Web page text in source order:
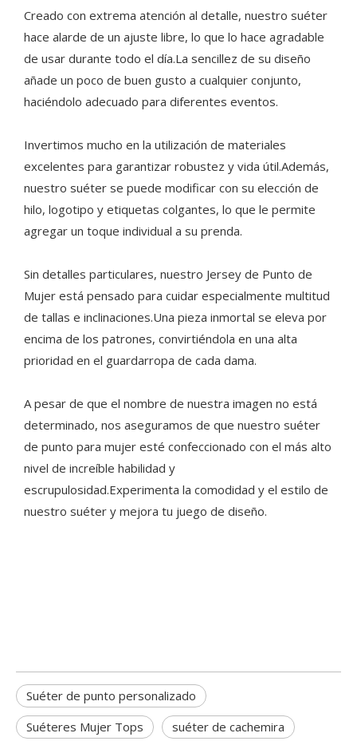
Creado con extrema atención al detalle, nuestro suéter
hace alarde de un ajuste libre, lo que lo hace agradable
de usar durante todo el día.La sencillez de su diseño
añade un poco de buen gusto a cualquier conjunto,
haciéndolo adecuado para diferentes eventos.
Invertimos mucho en la utilización de materiales
excelentes para garantizar robustez y vida útil.Además,
nuestro suéter se puede modificar con su elección de
hilo, logotipo y etiquetas colgantes, lo que le permite
agregar un toque individual a su prenda.
Sin detalles particulares, nuestro Jersey de Punto de
Mujer está pensado para cuidar especialmente multitud
de tallas e inclinaciones.Una pieza inmortal se eleva por
encima de los patrones, convirtiéndola en una alta
prioridad en el guardarropa de cada dama.
A pesar de que el nombre de nuestra imagen no está
determinado, nos aseguramos de que nuestro suéter
de punto para mujer esté confeccionado con el más alto
nivel de increíble habilidad y
escrupulosidad.Experimenta la comodidad y el estilo de
nuestro suéter y mejora tu juego de diseño.
Suéter de punto personalizado
Suéteres Mujer Tops
suéter de cachemira